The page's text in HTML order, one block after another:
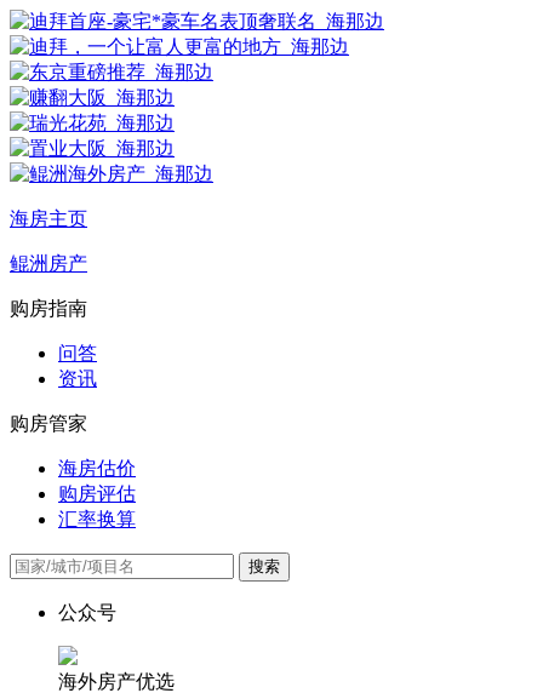
海房主页
鲲洲房产
购房指南
问答
资讯
购房管家
海房估价
购房评估
汇率换算
搜索
公众号
海外房产优选